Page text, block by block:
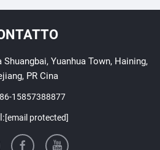
Yuanhua Town, Haining,
PR Cina
15857388877
[email protected]